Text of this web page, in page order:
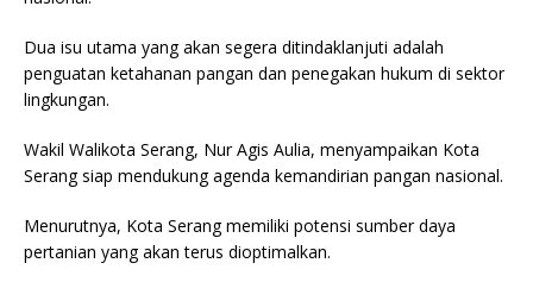
Dua isu utama yang akan segera ditindaklanjuti adalah
penguatan ketahanan pangan dan penegakan hukum di sektor
lingkungan.
Wakil Walikota Serang, Nur Agis Aulia, menyampaikan Kota
Serang siap mendukung agenda kemandirian pangan nasional.
Menurutnya, Kota Serang memiliki potensi sumber daya
pertanian yang akan terus dioptimalkan.